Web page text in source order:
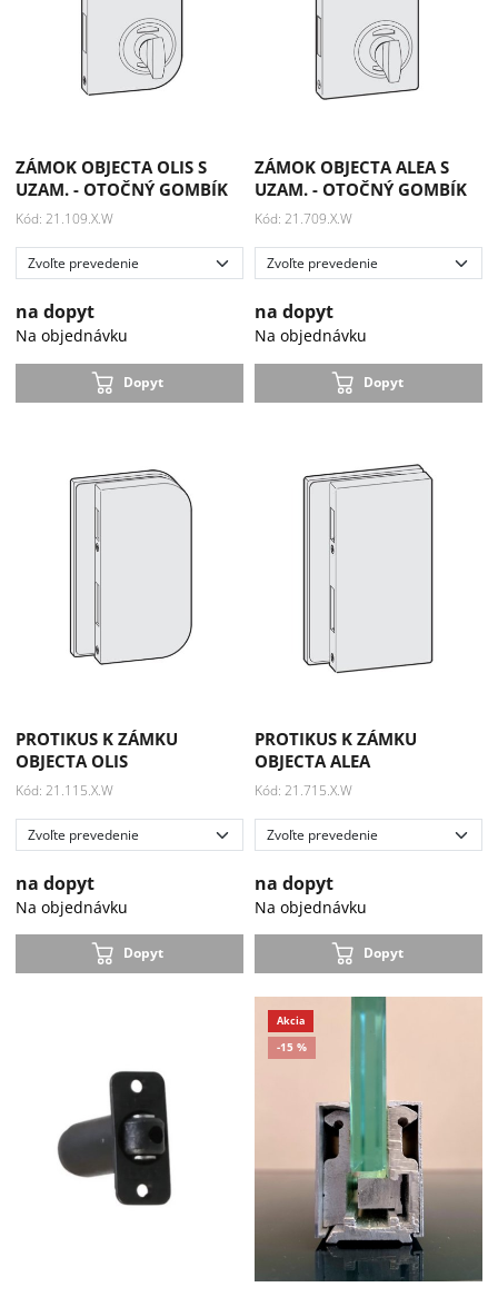
ZÁMOK OBJECTA OLIS S
UZAM. - OTOČNÝ GOMBÍK
Kód: 21.109.X.W
na dopyt
Na objednávku
Dopyt
ZÁMOK OBJECTA ALEA S
UZAM. - OTOČNÝ GOMBÍK
Kód: 21.709.X.W
na dopyt
Na objednávku
Dopyt
PROTIKUS K ZÁMKU
OBJECTA OLIS
Kód: 21.115.X.W
na dopyt
Na objednávku
Dopyt
PROTIKUS K ZÁMKU
OBJECTA ALEA
Kód: 21.715.X.W
na dopyt
Na objednávku
Dopyt